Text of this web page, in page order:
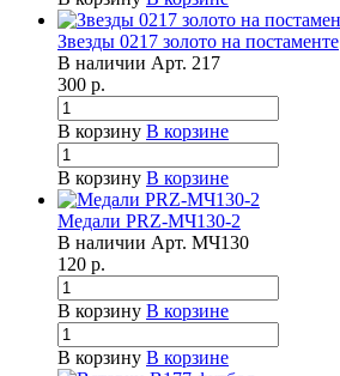
Звезды 0217 золото на постаменте
В наличии Арт. 217
300 р.
В корзину В корзине
В корзину В корзине
Медали PRZ-МЧ130-2
В наличии Арт. МЧ130
120 р.
В корзину В корзине
В корзину В корзине